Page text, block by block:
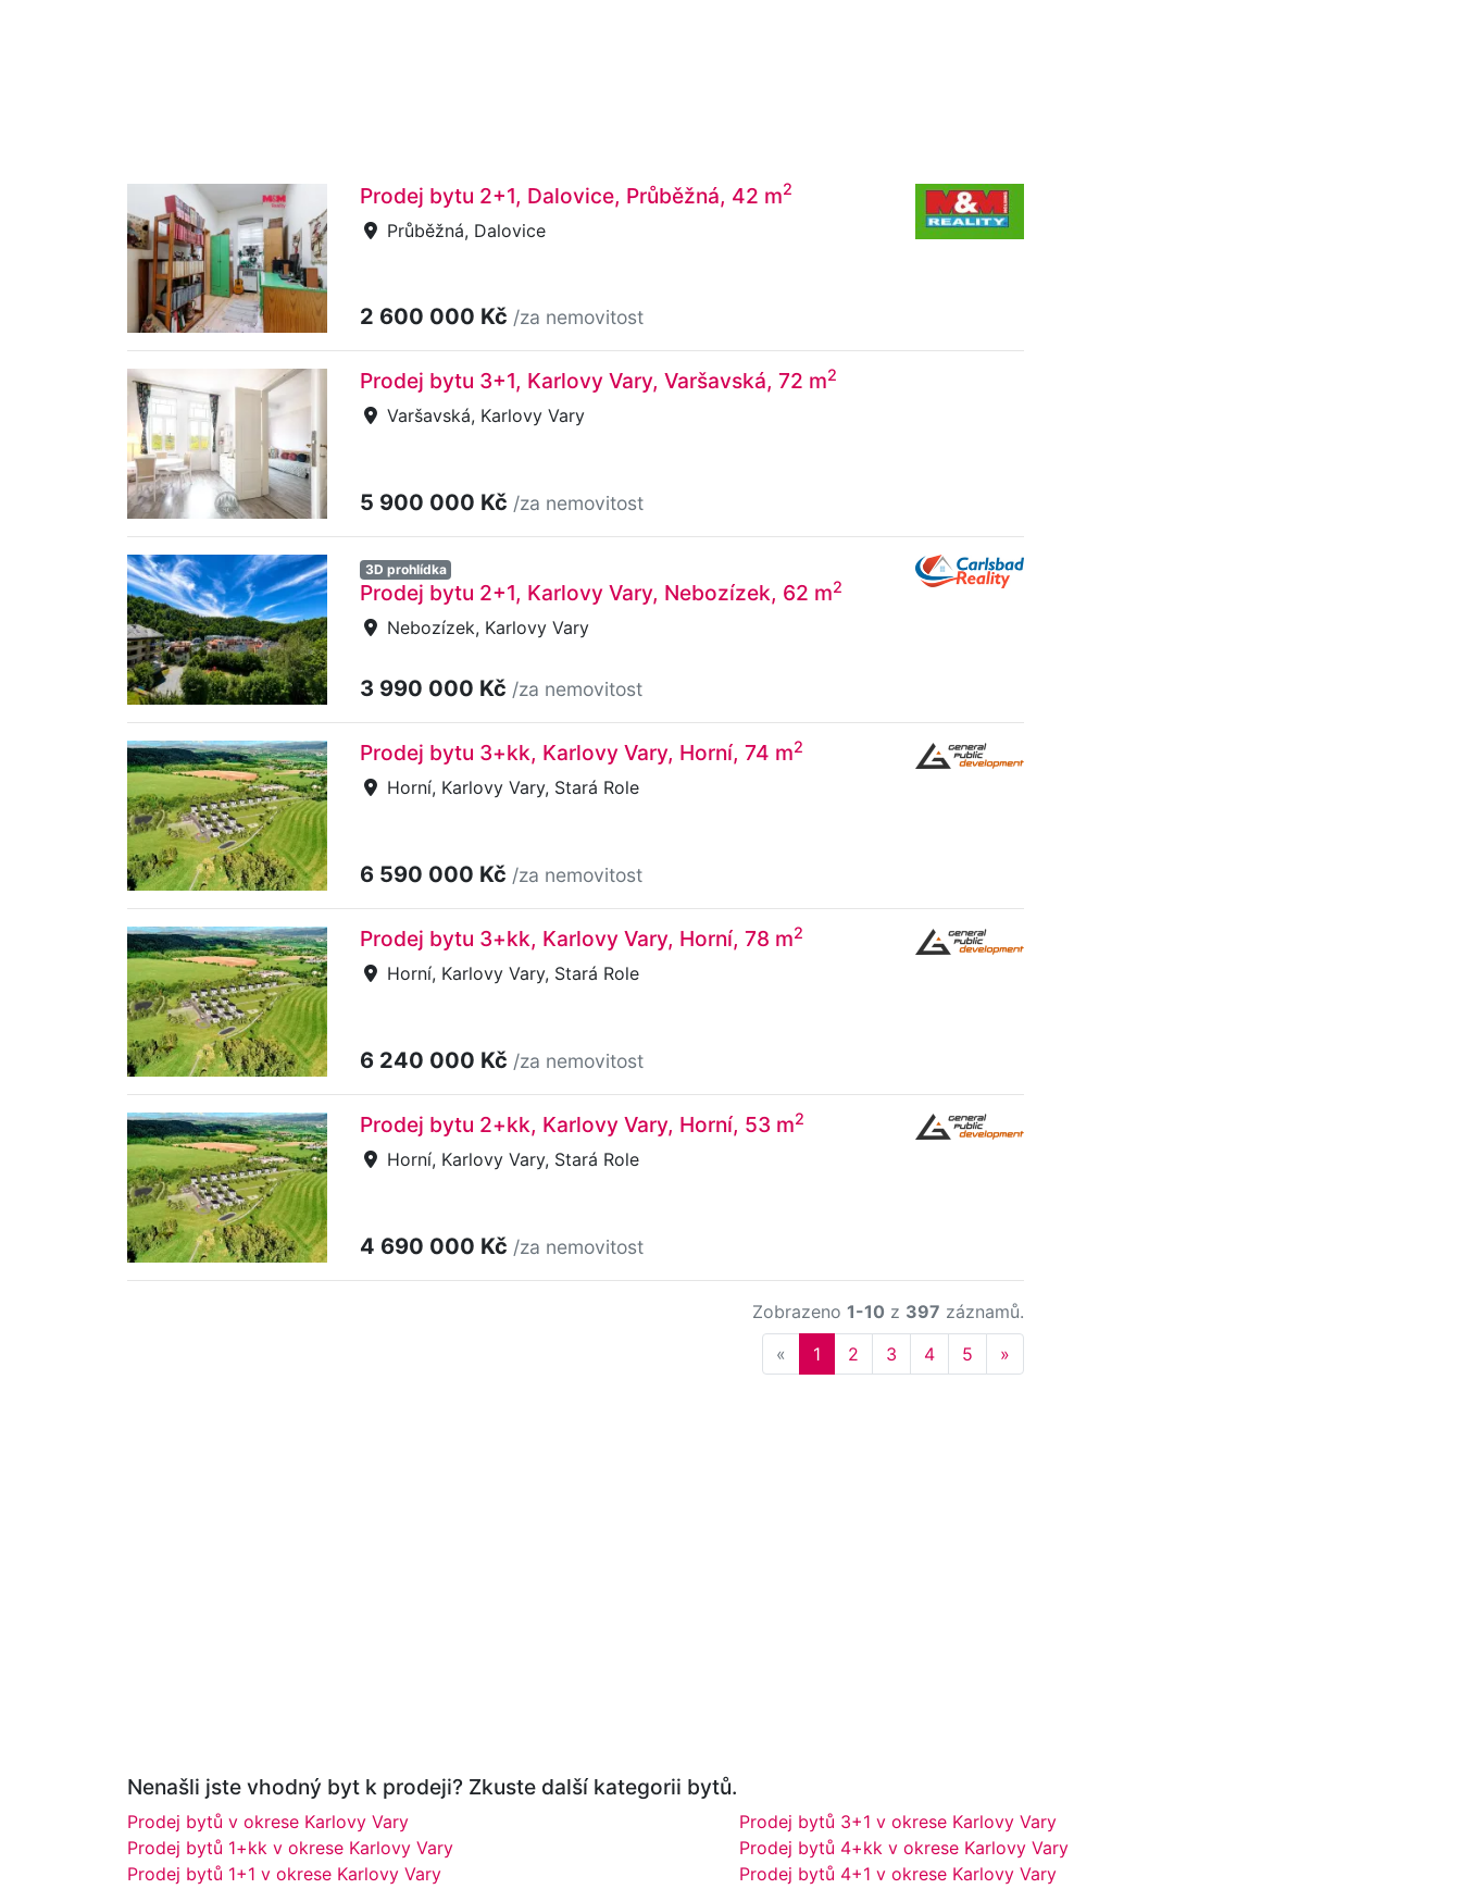
Prodej bytu 2+1, Dalovice, Průběžná, 42 m2
Průběžná, Dalovice
2 600 000 Kč /za nemovitost
Prodej bytu 3+1, Karlovy Vary, Varšavská, 72 m2
Varšavská, Karlovy Vary
5 900 000 Kč /za nemovitost
3D prohlídka
Prodej bytu 2+1, Karlovy Vary, Nebozízek, 62 m2
Nebozízek, Karlovy Vary
3 990 000 Kč /za nemovitost
Prodej bytu 3+kk, Karlovy Vary, Horní, 74 m2
Horní, Karlovy Vary, Stará Role
6 590 000 Kč /za nemovitost
Prodej bytu 3+kk, Karlovy Vary, Horní, 78 m2
Horní, Karlovy Vary, Stará Role
6 240 000 Kč /za nemovitost
Prodej bytu 2+kk, Karlovy Vary, Horní, 53 m2
Horní, Karlovy Vary, Stará Role
4 690 000 Kč /za nemovitost
Zobrazeno 1-10 z 397 záznamů.
« Previous
1 2 3 4 5 »
Nenašli jste vhodný byt k prodeji? Zkuste další kategorii bytů.
Prodej bytů v okrese Karlovy Vary
Prodej bytů 1+kk v okrese Karlovy Vary
Prodej bytů 1+1 v okrese Karlovy Vary
Prodej bytů 3+1 v okrese Karlovy Vary
Prodej bytů 4+kk v okrese Karlovy Vary
Prodej bytů 4+1 v okrese Karlovy Vary